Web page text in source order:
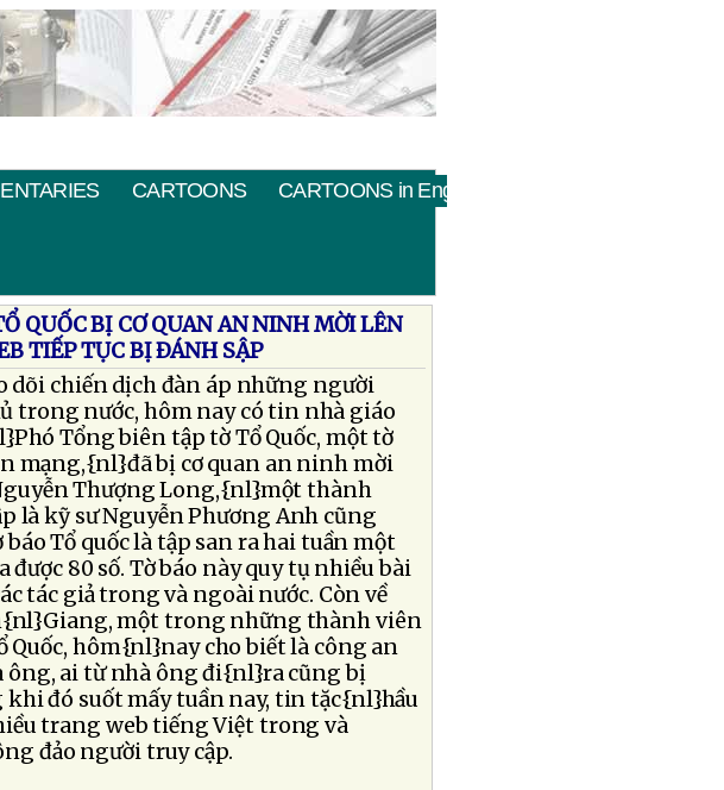
CARTOONS CARTOONS in English
QUỐC BỊ CƠ QUAN AN NINH MỜI LÊN
TIẾP TỤC BỊ ÐÁNH SẬP
dõi chiến dịch đàn áp những người
trong nước, hôm nay có tin nhà giáo
Tổng biên tập tờ Tổ Quốc, một tờ
mạng,{nl}đã bị cơ quan an ninh mời
Thượng Long,{nl}một thành
là kỹ sư Nguyễn Phương Anh cũng
Tổ quốc là tập san ra hai tuần một
80 số. Tờ báo này quy tụ nhiều bài
tác giả trong và ngoài nước. Còn về
một trong những thành viên
Quốc, hôm{nl}nay cho biết là công an
ông, ai từ nhà ông đi{nl}ra cũng bị
đó suốt mấy tuần nay, tin tặc{nl}hầu
trang web tiếng Việt trong và
đảo người truy cập.